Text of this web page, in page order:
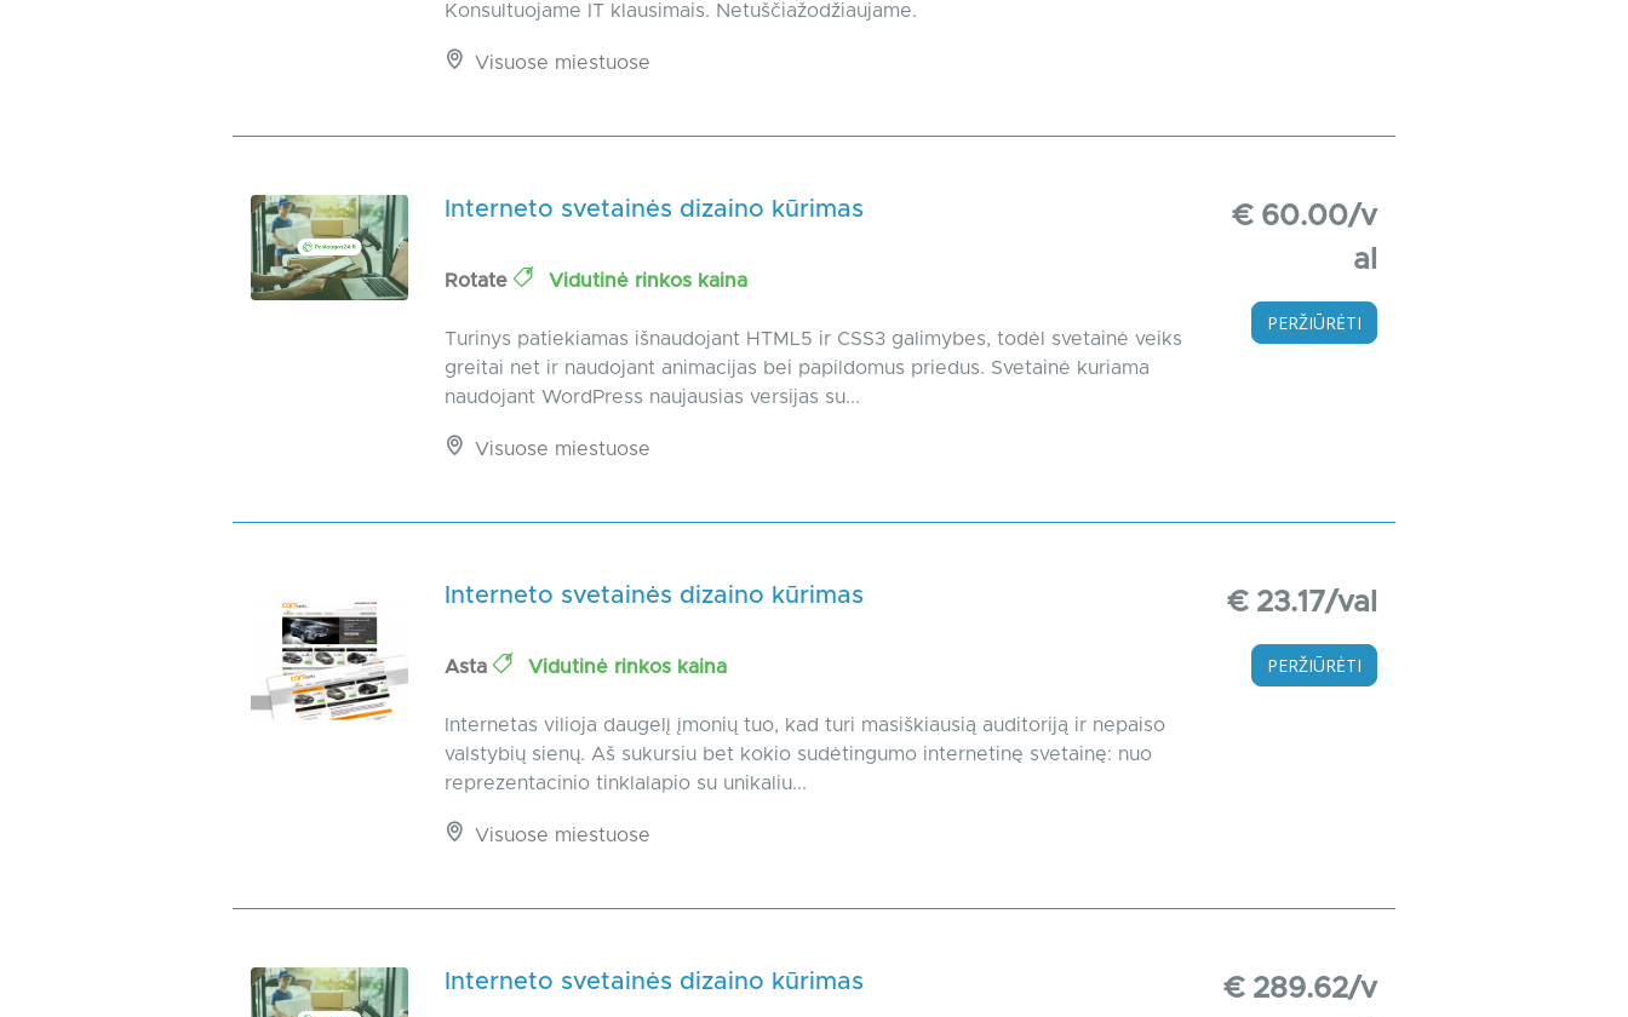
Konsultuojame IT klausimais. Netuščiažodžiaujame.
Visuose miestuose
Interneto svetainės dizaino kūrimas
Rotate Vidutinė rinkos kaina
Turinys patiekiamas išnaudojant HTML5 ir CSS3 galimybes, todėl svetainė veiks
greitai net ir naudojant animacijas bei papildomus priedus. Svetainė kuriama
naudojant WordPress naujausias versijas su...
Visuose miestuose
€ 60.00/v
al
PERŽIŪRĖTI
Interneto svetainės dizaino kūrimas
Asta Vidutinė rinkos kaina
Internetas vilioja daugelį įmonių tuo, kad turi masiškiausią auditoriją ir nepaiso
valstybių sienų. Aš sukursiu bet kokio sudėtingumo internetinę svetainę: nuo
reprezentacinio tinklalapio su unikaliu...
Visuose miestuose
€ 23.17/val
PERŽIŪRĖTI
Interneto svetainės dizaino kūrimas
€ 289.62/v